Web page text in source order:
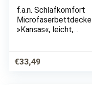
f.a.n. Schlafkomfort
Microfaserbettdecke
»Kansas«, leicht,
Bezug 100%
Polyester, (1 St.), Von
€33,49